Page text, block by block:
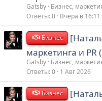
Gatsby Бизнес,
Ответы 0 Вчера в 16:11
Бизнес
маркетинга и PR
Gatsby Бизнес,
Ответы 0 1 Авг 2026
Бизнес